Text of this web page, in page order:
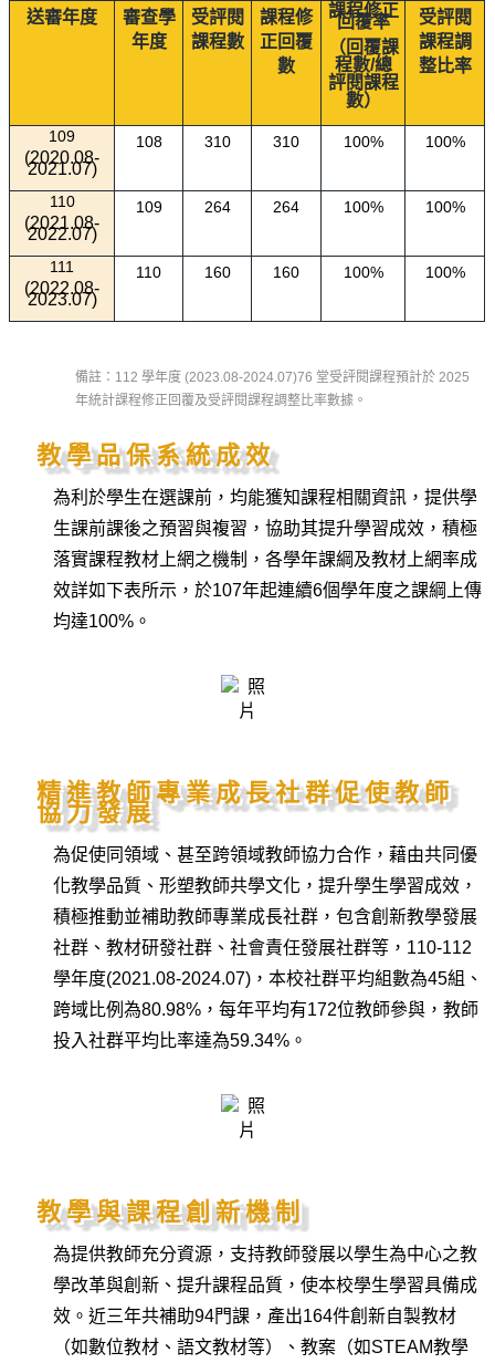
送審年度
審查學
年度
受評閱
課程數
課程修
正回覆
數
課程修正
回覆率
（回覆課
程數/總
評閱課程
數）
受評閱
課程調
整比率
109
(2020.08-
2021.07)
108 310 310 100% 100%
110
(2021.08-
2022.07)
109 264 264 100% 100%
111
(2022.08-
2023.07)
110 160 160 100% 100%
備註：112 學年度 (2023.08-2024.07)76 堂受評閱課程預計於 2025
年統計課程修正回覆及受評閱課程調整比率數據。
教學品保系統成效
為利於學生在選課前，均能獲知課程相關資訊，提供學
生課前課後之預習與複習，協助其提升學習成效，積極
落實課程教材上網之機制，各學年課綱及教材上網率成
效詳如下表所示，於107年起連續6個學年度之課綱上傳
均達100%。
精進教師專業成長社群促使教師
協力發展
為促使同領域、甚至跨領域教師協力合作，藉由共同優
化教學品質、形塑教師共學文化，提升學生學習成效，
積極推動並補助教師專業成長社群，包含創新教學發展
社群、教材研發社群、社會責任發展社群等，110-112
學年度(2021.08-2024.07)，本校社群平均組數為45組、
跨域比例為80.98%，每年平均有172位教師參與，教師
投入社群平均比率達為59.34%。
教學與課程創新機制
為提供教師充分資源，支持教師發展以學生為中心之教
學改革與創新、提升課程品質，使本校學生學習具備成
效。近三年共補助94門課，產出164件創新自製教材
（如數位教材、語文教材等）、教案（如STEAM教學